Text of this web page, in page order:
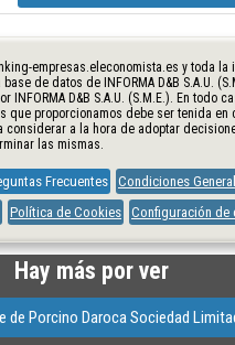
empresas.eleconomista.es y toda la
de datos de INFORMA D&B S.A.U.
INFORMA D&B S.A.U. (S.M.E.). En todo
que proporcionamos debe ser tenida en
considerar a la hora de adoptar
las mismas.
Frecuentes
Condiciones
Política de Cookies Configuración de
Hay más por ver
de Porcino Daroca Sociedad